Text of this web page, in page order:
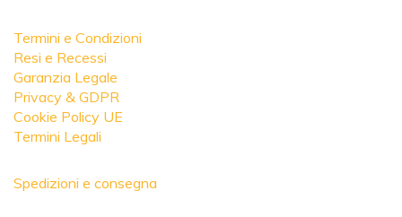
Termini e Condizioni
Resi e Recessi
Garanzia Legale
Privacy & GDPR
Cookie Policy UE
Termini Legali
Spedizioni e consegna